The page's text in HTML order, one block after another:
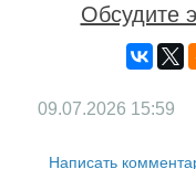
Обсудите
09.07.2026 15:59
Написать